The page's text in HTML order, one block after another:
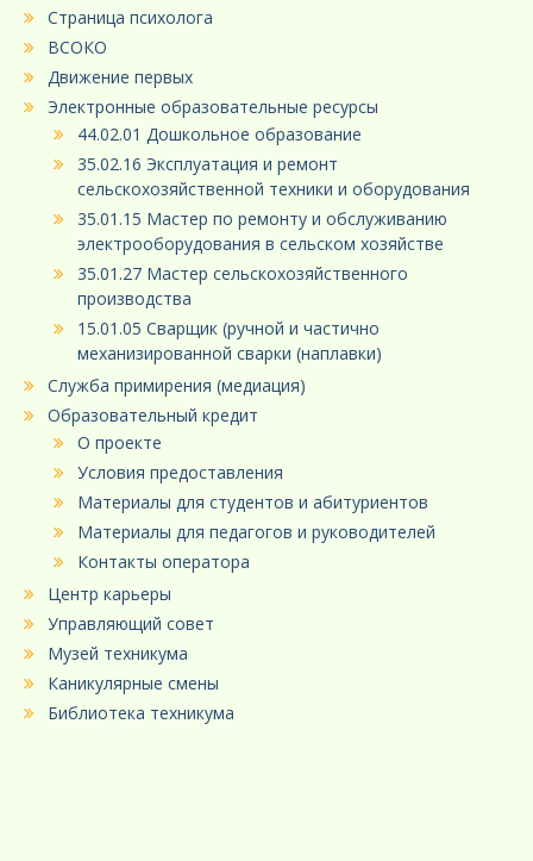
Страница психолога
ВСОКО
Движение первых
Электронные образовательные ресурсы
44.02.01 Дошкольное образование
35.02.16 Эксплуатация и ремонт
сельскохозяйственной техники и оборудования
35.01.15 Мастер по ремонту и обслуживанию
электрооборудования в сельском хозяйстве
35.01.27 Мастер сельскохозяйственного
производства
15.01.05 Сварщик (ручной и частично
механизированной сварки (наплавки)
Служба примирения (медиация)
Образовательный кредит
О проекте
Условия предоставления
Материалы для студентов и абитуриентов
Материалы для педагогов и руководителей
Контакты оператора
Центр карьеры
Управляющий совет
Музей техникума
Каникулярные смены
Библиотека техникума